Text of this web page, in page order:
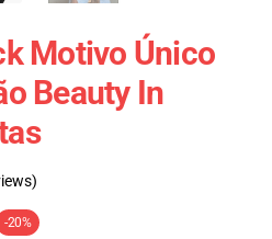
Motivo Único
Beauty In
-20%